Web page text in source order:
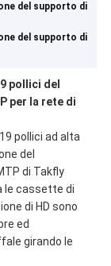
del supporto di
del supporto di
pollici del
per la rete di
pollici ad alta
del
di Takfly
le cassette di
di HD sono
ed
girando le